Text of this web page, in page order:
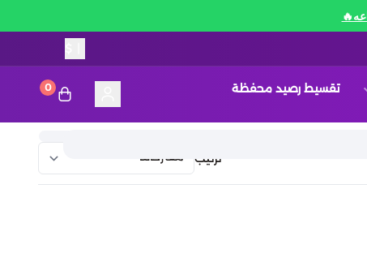
تقسيط رصيد محفظة 0
ترتيب